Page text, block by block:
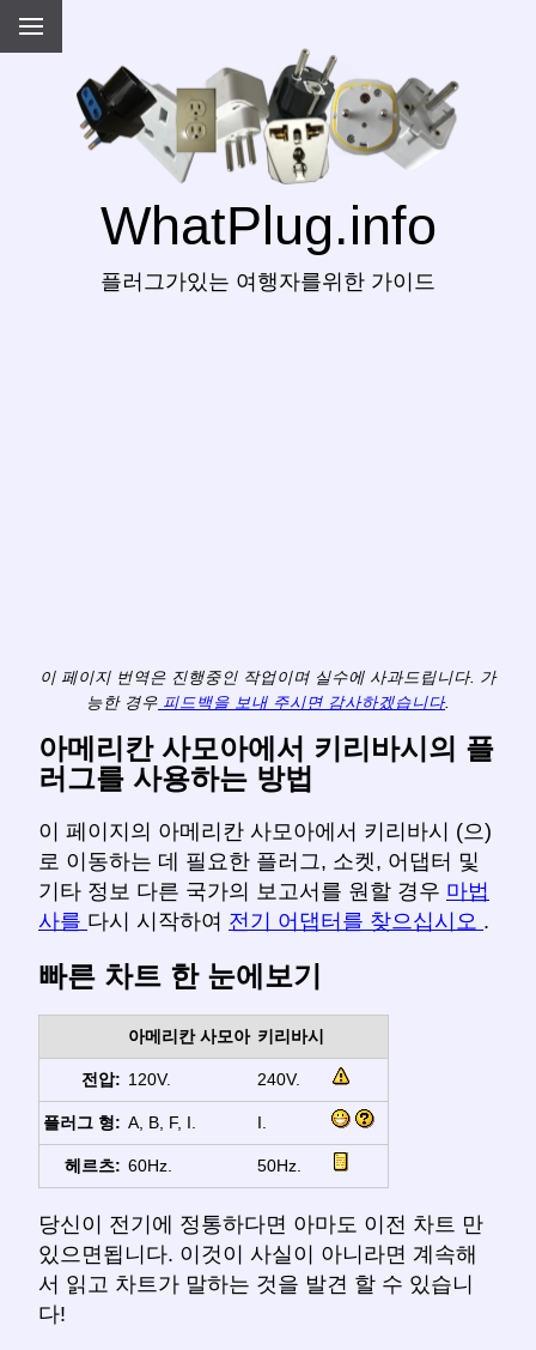
WhatPlug.info
플러그가있는 여행자를위한 가이드
이 페이지 번역은 진행중인 작업이며 실수에 사과드립니다. 가
능한 경우 피드백을 보내 주시면 감사하겠습니다.
아메리칸 사모아에서 키리바시의 플
러그를 사용하는 방법
이 페이지의 아메리칸 사모아에서 키리바시 (으)
로 이동하는 데 필요한 플러그, 소켓, 어댑터 및
기타 정보 다른 국가의 보고서를 원할 경우 마법
사를 다시 시작하여 전기 어댑터를 찾으십시오 .
빠른 차트 한 눈에보기
아메리칸 사모아 키리바시
전압: 120V. 240V.
플러그 형: A, B, F, I. I.
헤르츠: 60Hz. 50Hz.
당신이 전기에 정통하다면 아마도 이전 차트 만
있으면됩니다. 이것이 사실이 아니라면 계속해
서 읽고 차트가 말하는 것을 발견 할 수 있습니
다!